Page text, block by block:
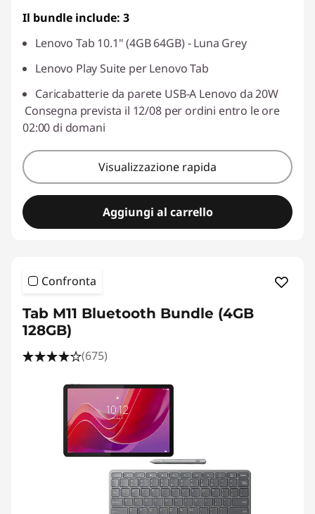
Il bundle include: 3
Lenovo Tab 10.1" (4GB 64GB) - Luna Grey
Lenovo Play Suite per Lenovo Tab
Caricabatterie da parete USB-A Lenovo da 20W
Consegna prevista il 12/08 per ordini entro le ore
02:00 di domani
Visualizzazione rapida
Aggiungi al carrello
Confronta
Tab M11 Bluetooth Bundle (4GB
128GB)
(675)